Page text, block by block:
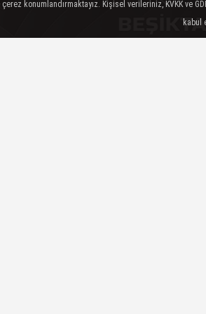
konumlandırmaktayız. Kişisel verileriniz, KVKK ve
kabul